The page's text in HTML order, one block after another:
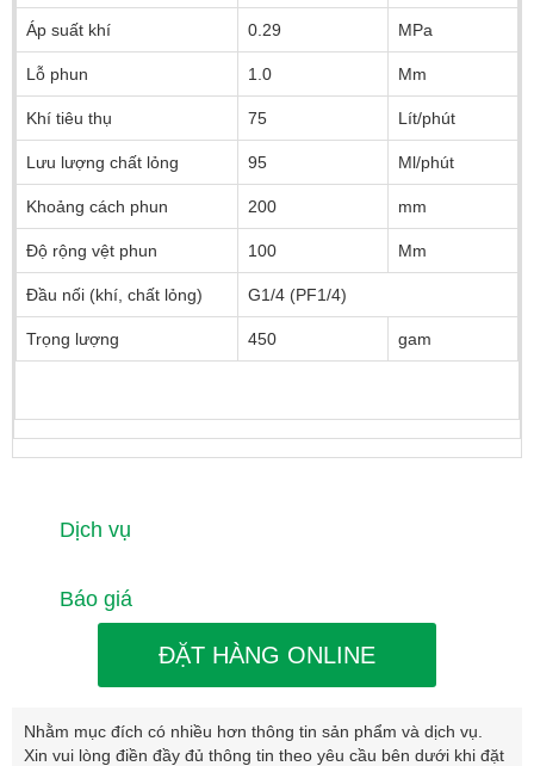
Áp suất khí 0.29 MPa
Lỗ phun 1.0 Mm
Khí tiêu thụ 75 Lít/phút
Lưu lượng chất lỏng 95 Ml/phút
Khoảng cách phun 200 mm
Độ rộng vệt phun 100 Mm
Đầu nối (khí, chất lỏng) G1/4 (PF1/4)
Trọng lượng 450 gam
Dịch vụ
Báo giá
ĐẶT HÀNG ONLINE
Nhằm mục đích có nhiều hơn thông tin sản phẩm và dịch vụ.
Xin vui lòng điền đầy đủ thông tin theo yêu cầu bên dưới khi đặt